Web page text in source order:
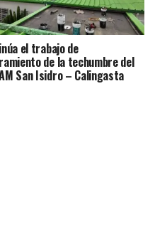
el trabajo de
de la techumbre del
San Isidro – Calingasta